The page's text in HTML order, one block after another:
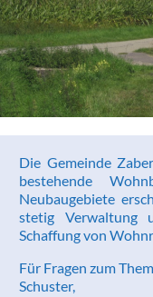
Die Gemeinde
bestehende
Neubaugebiete
stetig Verwaltung
Schaffung von
Für Fragen zum
Schuster,